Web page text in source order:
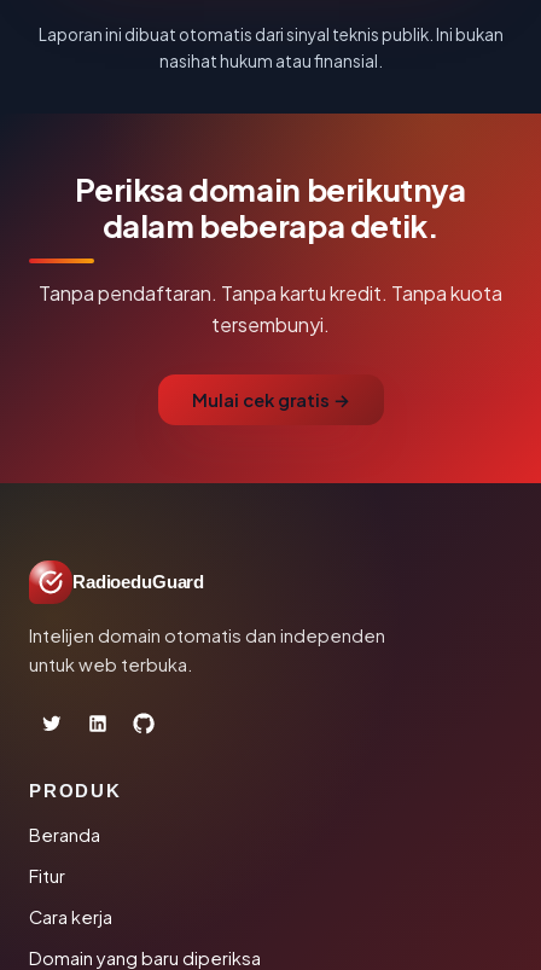
Laporan ini dibuat otomatis dari sinyal teknis publik. Ini bukan
nasihat hukum atau finansial.
Periksa domain berikutnya
dalam beberapa detik.
Tanpa pendaftaran. Tanpa kartu kredit. Tanpa kuota
tersembunyi.
Mulai cek gratis →
RadioeduGuard
Intelijen domain otomatis dan independen
untuk web terbuka.
PRODUK
Beranda
Fitur
Cara kerja
Domain yang baru diperiksa